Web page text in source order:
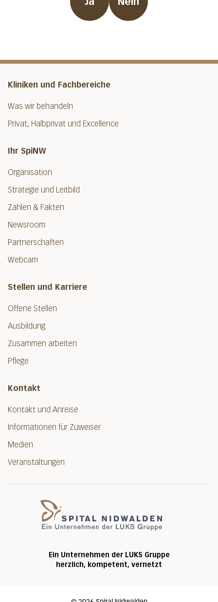
Kliniken und Fachbereiche
Was wir behandeln
Privat, Halbprivat und Excellence
Ihr SpiNW
Organisation
Strategie und Leitbild
Zahlen & Fakten
Newsroom
Partnerschaften
Webcam
Stellen und Karriere
Offene Stellen
Ausbildung
Zusammen arbeiten
Pflege
Kontakt
Kontakt und Anreise
Informationen für Zuweiser
Medien
Veranstaltungen
Ein Unternehmen der LUKS Gruppe
herzlich, kompetent, vernetzt